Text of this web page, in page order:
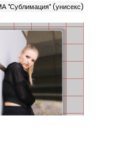
"Сублимация" (унисекс)